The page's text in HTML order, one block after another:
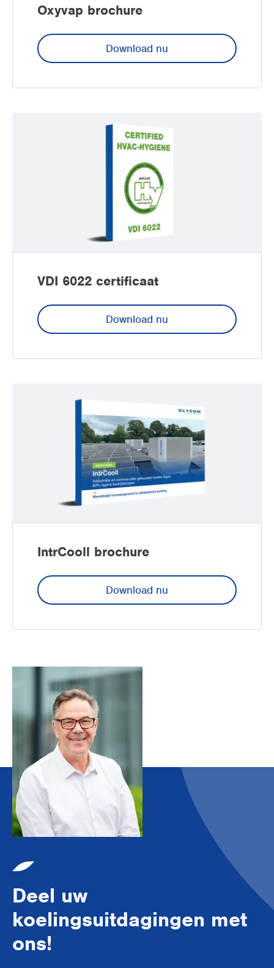
Oxyvap brochure
Download nu
VDI 6022 certificaat
Download nu
IntrCooll brochure
Download nu
Deel uw
koelingsuitdagingen met
ons!